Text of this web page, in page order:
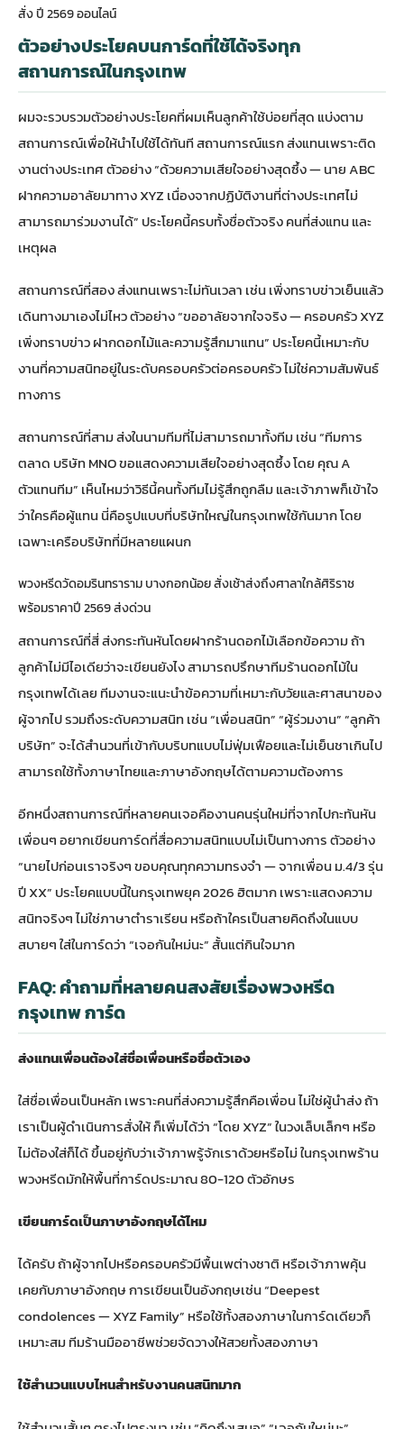
สั่ง ปี 2569 ออนไลน์
ตัวอย่างประโยคบนการ์ดที่ใช้ได้จริงทุก
สถานการณ์ในกรุงเทพ
ผมจะรวบรวมตัวอย่างประโยคที่ผมเห็นลูกค้าใช้บ่อยที่สุด แบ่งตาม
สถานการณ์เพื่อให้นำไปใช้ได้ทันที สถานการณ์แรก ส่งแทนเพราะติด
งานต่างประเทศ ตัวอย่าง “ด้วยความเสียใจอย่างสุดซึ้ง — นาย ABC
ฝากความอาลัยมาทาง XYZ เนื่องจากปฏิบัติงานที่ต่างประเทศไม่
สามารถมาร่วมงานได้” ประโยคนี้ครบทั้งชื่อตัวจริง คนที่ส่งแทน และ
เหตุผล
สถานการณ์ที่สอง ส่งแทนเพราะไม่ทันเวลา เช่น เพิ่งทราบข่าวเย็นแล้ว
เดินทางมาเองไม่ไหว ตัวอย่าง “ขออาลัยจากใจจริง — ครอบครัว XYZ
เพิ่งทราบข่าว ฝากดอกไม้และความรู้สึกมาแทน” ประโยคนี้เหมาะกับ
งานที่ความสนิทอยู่ในระดับครอบครัวต่อครอบครัว ไม่ใช่ความสัมพันธ์
ทางการ
สถานการณ์ที่สาม ส่งในนามทีมที่ไม่สามารถมาทั้งทีม เช่น “ทีมการ
ตลาด บริษัท MNO ขอแสดงความเสียใจอย่างสุดซึ้ง โดย คุณ A
ตัวแทนทีม” เห็นไหมว่าวิธีนี้คนทั้งทีมไม่รู้สึกถูกลืม และเจ้าภาพก็เข้าใจ
ว่าใครคือผู้แทน นี่คือรูปแบบที่บริษัทใหญ่ในกรุงเทพใช้กันมาก โดย
เฉพาะเครือบริษัทที่มีหลายแผนก
พวงหรีดวัดอมรินทราราม บางกอกน้อย สั่งเช้าส่งถึงศาลาใกล้ศิริราช
พร้อมราคาปี 2569 ส่งด่วน
สถานการณ์ที่สี่ ส่งกระทันหันโดยฝากร้านดอกไม้เลือกข้อความ ถ้า
ลูกค้าไม่มีไอเดียว่าจะเขียนยังไง สามารถปรึกษาทีมร้านดอกไม้ใน
กรุงเทพได้เลย ทีมงานจะแนะนำข้อความที่เหมาะกับวัยและศาสนาของ
ผู้จากไป รวมถึงระดับความสนิท เช่น “เพื่อนสนิท” “ผู้ร่วมงาน” “ลูกค้า
บริษัท” จะได้สำนวนที่เข้ากับบริบทแบบไม่ฟุ่มเฟือยและไม่เย็นชาเกินไป
สามารถใช้ทั้งภาษาไทยและภาษาอังกฤษได้ตามความต้องการ
อีกหนึ่งสถานการณ์ที่หลายคนเจอคืองานคนรุ่นใหม่ที่จากไปกะทันหัน
เพื่อนๆ อยากเขียนการ์ดที่สื่อความสนิทแบบไม่เป็นทางการ ตัวอย่าง
“นายไปก่อนเราจริงๆ ขอบคุณทุกความทรงจำ — จากเพื่อน ม.4/3 รุ่น
ปี XX” ประโยคแบบนี้ในกรุงเทพยุค 2026 ฮิตมาก เพราะแสดงความ
สนิทจริงๆ ไม่ใช่ภาษาตำราเรียน หรือถ้าใครเป็นสายคิดถึงในแบบ
สบายๆ ใส่ในการ์ดว่า “เจอกันใหม่นะ” สั้นแต่กินใจมาก
FAQ: คำถามที่หลายคนสงสัยเรื่องพวงหรีด
กรุงเทพ การ์ด
ส่งแทนเพื่อนต้องใส่ชื่อเพื่อนหรือชื่อตัวเอง
ใส่ชื่อเพื่อนเป็นหลัก เพราะคนที่ส่งความรู้สึกคือเพื่อน ไม่ใช่ผู้นำส่ง ถ้า
เราเป็นผู้ดำเนินการสั่งให้ ก็เพิ่มได้ว่า “โดย XYZ” ในวงเล็บเล็กๆ หรือ
ไม่ต้องใส่ก็ได้ ขึ้นอยู่กับว่าเจ้าภาพรู้จักเราด้วยหรือไม่ ในกรุงเทพร้าน
พวงหรีดมักให้พื้นที่การ์ดประมาณ 80-120 ตัวอักษร
เขียนการ์ดเป็นภาษาอังกฤษได้ไหม
ได้ครับ ถ้าผู้จากไปหรือครอบครัวมีพื้นเพต่างชาติ หรือเจ้าภาพคุ้น
เคยกับภาษาอังกฤษ การเขียนเป็นอังกฤษเช่น “Deepest
condolences — XYZ Family” หรือใช้ทั้งสองภาษาในการ์ดเดียวก็
เหมาะสม ทีมร้านมืออาชีพช่วยจัดวางให้สวยทั้งสองภาษา
ใช้สำนวนแบบไหนสำหรับงานคนสนิทมาก